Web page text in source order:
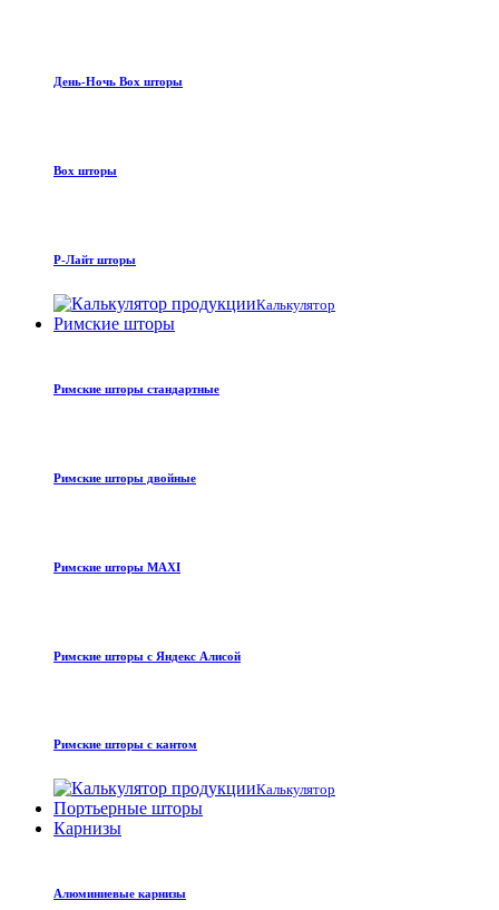
День-Ночь Box шторы
Box шторы
Р-Лайт шторы
Калькулятор
Римские шторы
Римские шторы стандартные
Римские шторы двойные
Римские шторы MAXI
Римские шторы с Яндекс Алисой
Римские шторы с кантом
Калькулятор
Портьерные шторы
Карнизы
Алюминиевые карнизы